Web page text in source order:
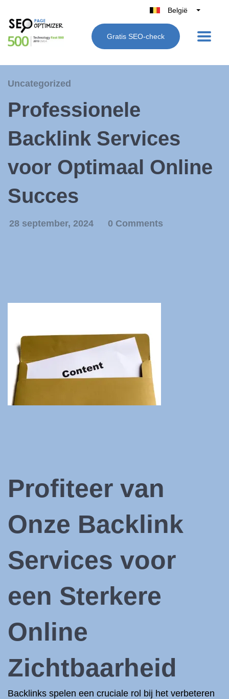
België
Belgique
Nederland
Gratis SEO-check
Uncategorized
Professionele
Backlink Services
voor Optimaal Online
Succes
28 september, 2024 0 Comments
Profiteer van
Onze Backlink
Services voor
een Sterkere
Online
Zichtbaarheid
Backlinks spelen een cruciale rol bij het verbeteren